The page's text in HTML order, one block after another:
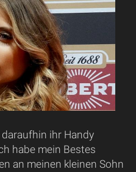
ihr Handy
habe mein Bestes
an meinen kleinen Sohn